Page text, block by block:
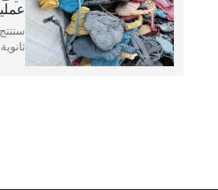
ثانوية.